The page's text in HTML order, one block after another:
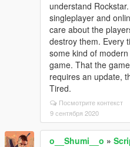
understand
singleplayer and
care about the
destroy them. Every
some kind of
game. That the
requires an update,
Tired.
Посмотрите контекст
9 сентября 2020
o__Shumi__o »